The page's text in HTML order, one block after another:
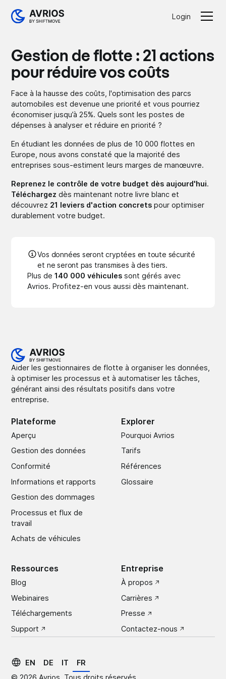
Login
Gestion de flotte : 21 actions
pour réduire vos coûts
Face à la hausse des coûts, l'optimisation des parcs
automobiles est devenue une priorité et vous pourriez
économiser jusqu’à 25%. Quels sont les postes de
dépenses à analyser et réduire en priorité ?
En étudiant les données de plus de 10 000 flottes en
Europe, nous avons constaté que la majorité des
entreprises sous-estiment leurs marges de manœuvre.
Reprenez le contrôle de votre budget dès aujourd'hui.
Téléchargezdès maintenant notre livre blanc et
découvrez 21 leviers d'action concrets pour optimiser
durablement votre budget.
Vos données seront cryptées en toute sécurité
et ne seront pas transmises à des tiers.
Plus de140 000 véhicules sont gérés avec
Avrios. Profitez-en vous aussi dès maintenant.
Aider les gestionnaires de flotte à organiser les données,
à optimiser les processus et à automatiser les tâches,
générant ainsi des résultats positifs dans votre
entreprise.
Plateforme
Aperçu
Gestion des données
Conformité
Informations et rapports
Gestion des dommages
Processus et flux de
travail
Achats de véhicules
Explorer
Pourquoi Avrios
Tarifs
Références
Glossaire
Ressources
Blog
Webinaires
Téléchargements
Support
Entreprise
À propos
Carrières
Presse
Contactez-nous
EN DE IT
FR
© 2026 Avrios. Tous droits réservés.